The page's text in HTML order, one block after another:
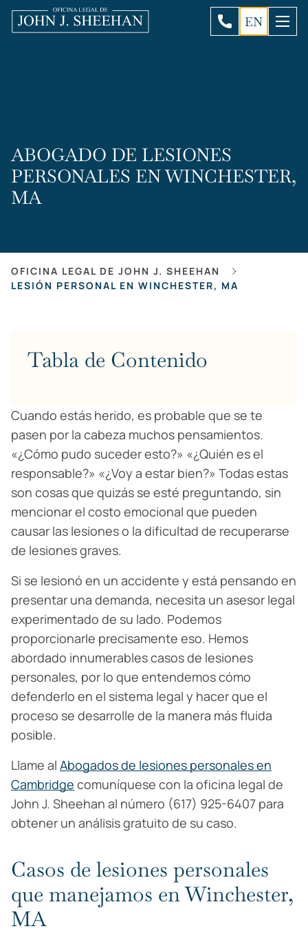
EN
ABOGADO DE LESIONES
PERSONALES EN WINCHESTER,
MA
OFICINA LEGAL DE JOHN J. SHEEHAN
LESIÓN PERSONAL EN WINCHESTER, MA
Tabla de Contenido
Cuando estás herido, es probable que se te
pasen por la cabeza muchos pensamientos.
«¿Cómo pudo suceder esto?» «¿Quién es el
responsable?» «¿Voy a estar bien?» Todas estas
son cosas que quizás se esté preguntando, sin
mencionar el costo emocional que pueden
causar las lesiones o la dificultad de recuperarse
de lesiones graves.
Si se lesionó en un accidente y está pensando en
presentar una demanda, necesita un asesor legal
experimentado de su lado. Podemos
proporcionarle precisamente eso. Hemos
abordado innumerables casos de lesiones
personales, por lo que entendemos cómo
defenderlo en el sistema legal y hacer que el
proceso se desarrolle de la manera más fluida
posible.
Llame al Abogados de lesiones personales en
Cambridge comuníquese con la oficina legal de
John J. Sheehan al número (617) 925-6407 para
obtener un análisis gratuito de su caso.
Casos de lesiones personales
que manejamos en Winchester,
MA